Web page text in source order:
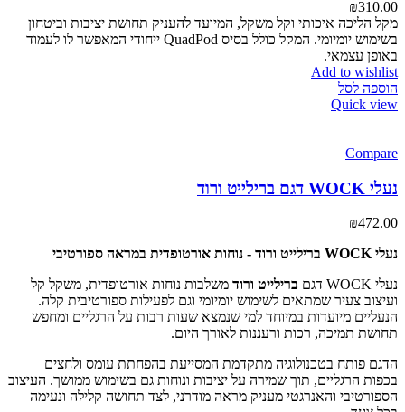
₪310.00
מקל הליכה איכותי וקל משקל, המיועד להעניק תחושת יציבות וביטחון
בשימוש יומיומי. המקל כולל בסיס QuadPod ייחודי המאפשר לו לעמוד
באופן עצמאי.
Add to wishlist
הוספה לסל
Quick view
Compare
נעלי WOCK דגם ברילייט ורוד
₪472.00
נעלי WOCK ברילייט ורוד - נוחות אורטופדית במראה ספורטיבי
נעלי WOCK דגם
ברילייט ורוד משלבות נוחות אורטופדית, משקל קל
ועיצוב צעיר שמתאים לשימוש יומיומי וגם לפעילות ספורטיבית קלה.
הנעליים מיועדות במיוחד למי שנמצא שעות רבות על הרגליים ומחפש
תחושת תמיכה, רכות ורעננות לאורך היום.
הדגם פותח בטכנולוגיה מתקדמת המסייעת בהפחתת עומס ולחצים
בכפות הרגליים, תוך שמירה על יציבות ונוחות גם בשימוש ממושך. העיצוב
הספורטיבי והאנרגטי מעניק מראה מודרני, לצד תחושה קלילה ונעימה